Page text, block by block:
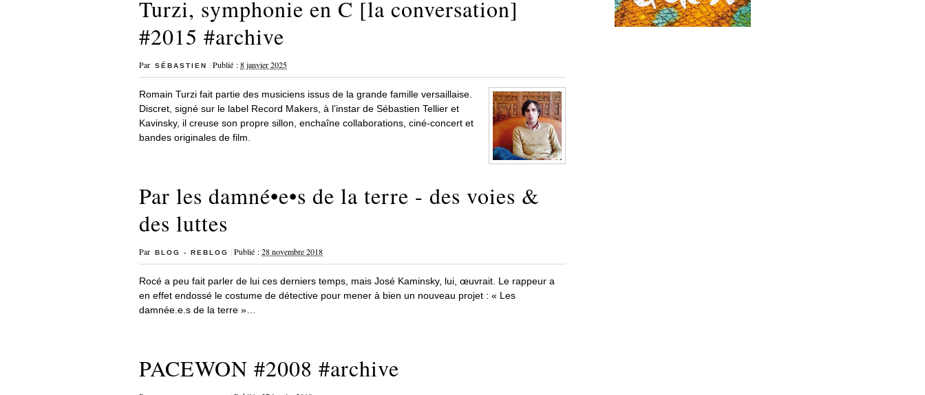
Turzi, symphonie en C [la conversation]
#2015 #archive
Par SÉBASTIEN |Publié :8 janvier 2025
Romain Turzi fait partie des musiciens issus de la grande famille versaillaise.
Discret, signé sur le label Record Makers, à l’instar de Sébastien Tellier et
Kavinsky, il creuse son propre sillon, enchaîne collaborations, ciné-concert et
bandes originales de film.
Par les damné•e​•s de la terre - des voies &
des luttes
Par BLOG - REBLOG |Publié :28 novembre 2018
Rocé a peu fait parler de lui ces derniers temps, mais José Kaminsky, lui, œuvrait. Le rappeur a
en effet endossé le costume de détective pour mener à bien un nouveau projet : « Les
damnée.e.s de la terre »…
PACEWON #2008 #archive